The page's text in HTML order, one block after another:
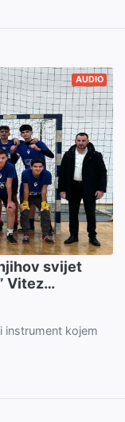
AUDIO
svijet
Vitez…
instrument kojem